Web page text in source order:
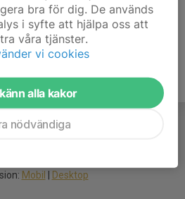
Mobil Desktop
bra för dig. De används
i syfte att hjälpa oss att
våra tjänster.
vi cookies
alla kakor
nödvändiga